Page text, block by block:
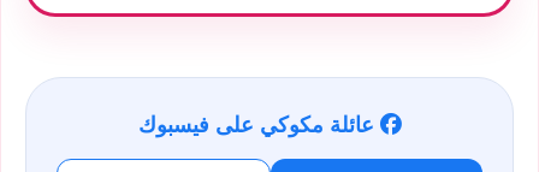
عائلة مكوكي على فيسبوك